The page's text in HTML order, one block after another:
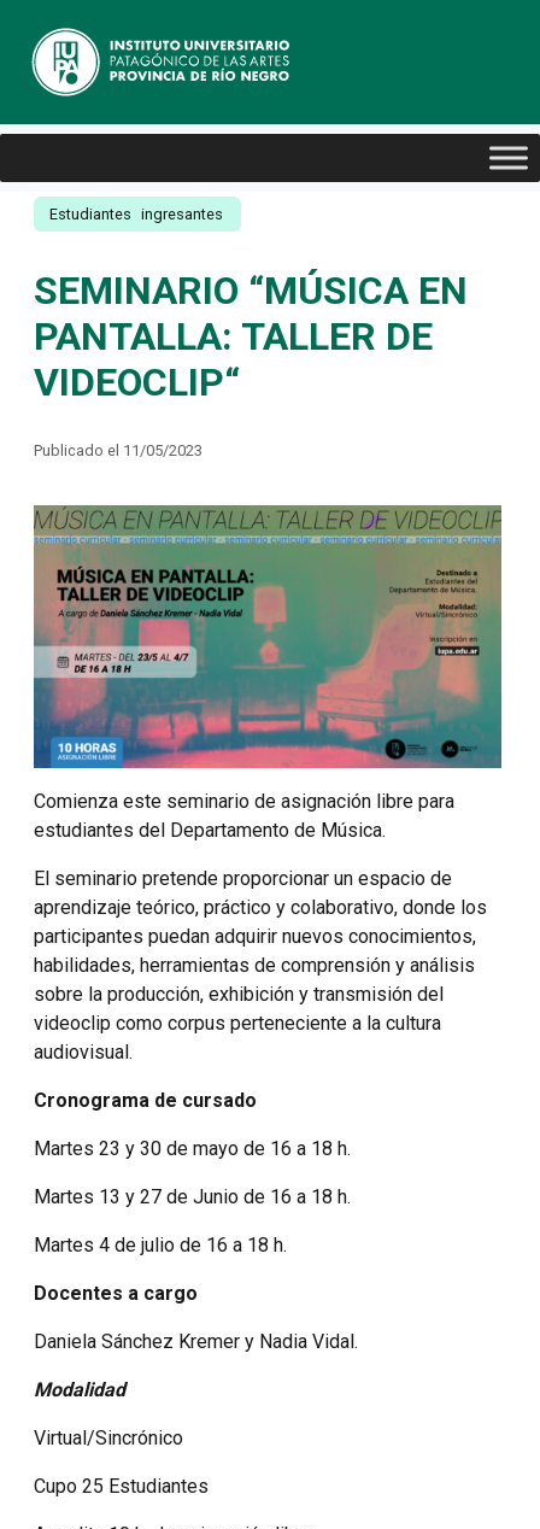
Estudiantes ingresantes
SEMINARIO “MÚSICA EN
PANTALLA: TALLER DE
VIDEOCLIP“
Publicado el 11/05/2023
Comienza este seminario de asignación libre para
estudiantes del Departamento de Música.
El seminario pretende proporcionar un espacio de
aprendizaje teórico, práctico y colaborativo, donde los
participantes puedan adquirir nuevos conocimientos,
habilidades, herramientas de comprensión y análisis
sobre la producción, exhibición y transmisión del
videoclip como corpus perteneciente a la cultura
audiovisual.
Cronograma de cursado
Martes 23 y 30 de mayo de 16 a 18 h.
Martes 13 y 27 de Junio de 16 a 18 h.
Martes 4 de julio de 16 a 18 h.
Docentes a cargo
Daniela Sánchez Kremer y Nadia Vidal.
Modalidad
Virtual/Sincrónico
Cupo 25 Estudiantes